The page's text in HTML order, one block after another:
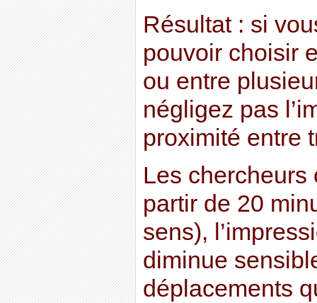
Résultat : si
pouvoir choisir
ou entre
négligez pas
proximité entre
Les chercheurs
partir de 20
sens),
diminue
déplacements